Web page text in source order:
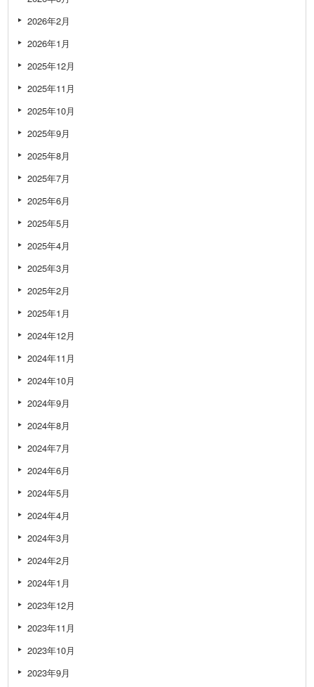
2026年2月
2026年1月
2025年12月
2025年11月
2025年10月
2025年9月
2025年8月
2025年7月
2025年6月
2025年5月
2025年4月
2025年3月
2025年2月
2025年1月
2024年12月
2024年11月
2024年10月
2024年9月
2024年8月
2024年7月
2024年6月
2024年5月
2024年4月
2024年3月
2024年2月
2024年1月
2023年12月
2023年11月
2023年10月
2023年9月